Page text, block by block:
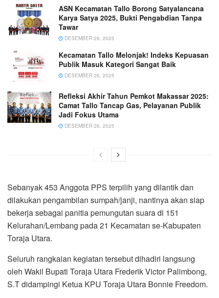
ASN Kecamatan Tallo Borong Satyalancana
Karya Satya 2025, Bukti Pengabdian Tanpa
Tawar
DESEMBER 26, 2025
Kecamatan Tallo Melonjak! Indeks Kepuasan
Publik Masuk Kategori Sangat Baik
DESEMBER 26, 2025
Refleksi Akhir Tahun Pemkot Makassar 2025:
Camat Tallo Tancap Gas, Pelayanan Publik
Jadi Fokus Utama
DESEMBER 26, 2025
Sebanyak 453 Anggota PPS terpilih yang dilantik dan
dilakukan pengambilan sumpah/janji, nantinya akan siap
bekerja sebagai panitia pemungutan suara di 151
Kelurahan/Lembang pada 21 Kecamatan se-Kabupaten
Toraja Utara.
Seluruh rangkaian kegiatan tersebut dihadiri langsung
oleh Wakil Bupati Toraja Utara Frederik Victor Palimbong,
S.T didampingi Ketua KPU Toraja Utara Bonnie Freedom.